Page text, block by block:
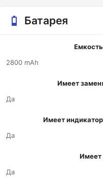
Батарея
2800 mAh
Имеет
Да
Имеет
Да
Имеет
Да